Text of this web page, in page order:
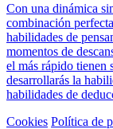
Con una dinámica
combinación
habilidades de
momentos de
el más rápido tienen
desarrollarás la
habilidades de
Cookies Política de